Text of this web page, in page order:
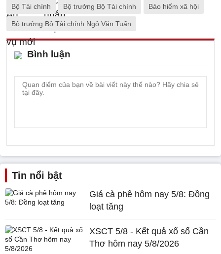
Bộ Tài chính Bộ trưởng Bộ Tài chính Bảo hiểm xã hội
Bộ trưởng Bộ Tài chính Ngô Văn Tuấn
Bình luận
Tin nổi bật
Giá cà phê hôm nay 5/8: Đồng
loạt tăng
XSCT 5/8 - Kết quả xổ số Cần
Thơ hôm nay 5/8/2026